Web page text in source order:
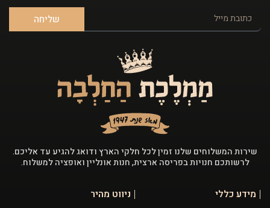
שליחה
שירות המשלוחים שלנו זמין לכל חלקי הארץ ודואג להגיע עד אליכם.
לרשותכם חנויות בפריסה ארצית, חנות אונליין ואופציה למשלוח.
מידע כללי ניווט מהיר